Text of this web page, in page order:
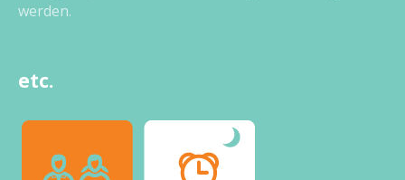
werden.
etc.